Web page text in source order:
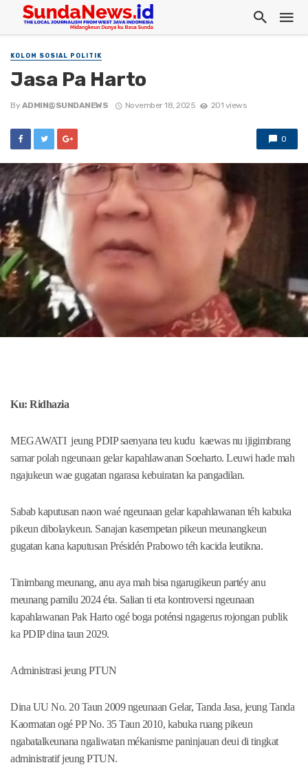
KOLOM SOSIAL POLITIK
Jasa Pa Harto
By ADMIN@SUNDANEWS November 18, 2025 201 views
0
Ku: Ridhazia
MEGAWATI jeung PDIP saenyana teu kudu kaewas nu ijigimbrang
samar polah ngeunaan gelar kapahlawanan Soeharto. Leuwi hade mah
ngajukeun wae gugatan ngarasa kebuiratan ka pangadilan.
Sabab kaputusan naon waé ngeunaan gelar kapahlawanan téh kabuka
pikeun dibolaykeun. Sanajan kasempetan pikeun meunangkeun
gugatan kana kaputusan Présidén Prabowo téh kacida leutikna.
Tinimbang meunang, anu aya mah bisa ngarugikeun partéy anu
meunang pamilu 2024 éta. Salian ti eta kontroversi ngeunaan
kapahlawanan Pak Harto ogé boga poténsi ngagerus rojongan publik
ka PDIP dina taun 2029.
Administrasi jeung PTUN
Dina UU No. 20 Taun 2009 ngeunaan Gelar, Tanda Jasa, jeung Tanda
Kaormatan ogé PP No. 35 Taun 2010, kabuka ruang pikeun
ngabatalkeunana ngaliwatan mékanisme paninjauan deui di tingkat
administratif jeung PTUN.